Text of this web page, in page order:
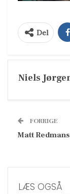
Del
Niels
FORRIGE
Matt
LÆS OGSÅ